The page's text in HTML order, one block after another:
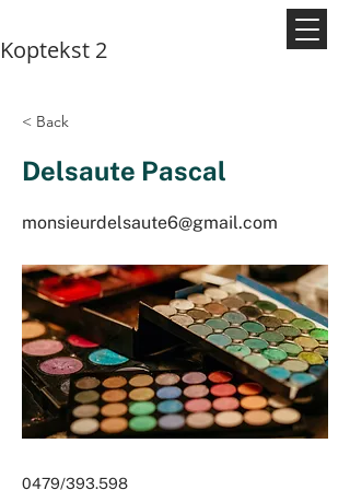
Koptekst 2
< Back
Delsaute Pascal
monsieurdelsaute6@gmail.com
0479/393.598